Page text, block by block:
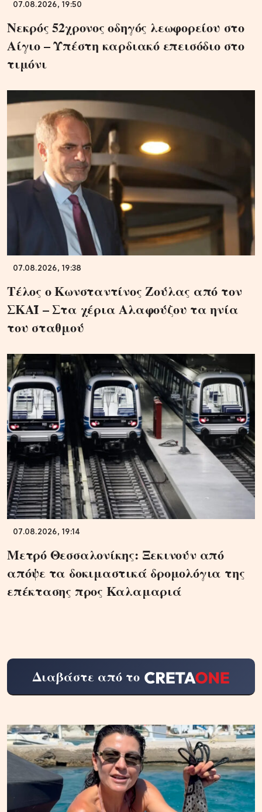
07.08.2026, 19:50
Νεκρός 52χρονος οδηγός λεωφορείου στο
Αίγιο – Υπέστη καρδιακό επεισόδιο στο
τιμόνι
07.08.2026, 19:38
Τέλος ο Κωνσταντίνος Ζούλας από τον
ΣΚΑΪ – Στα χέρια Αλαφούζου τα ηνία
του σταθμού
07.08.2026, 19:14
Μετρό Θεσσαλονίκης: Ξεκινούν από
απόψε τα δοκιμαστικά δρομολόγια της
επέκτασης προς Καλαμαριά
Διαβάστε από το